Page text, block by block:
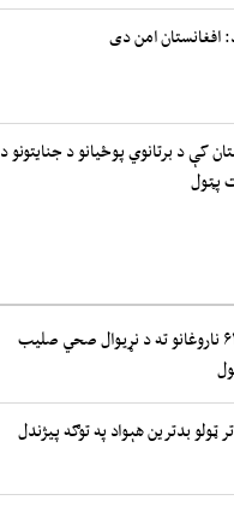
افغانستان امن دی
کې د برتانوي پوځیانو د جنایتونو د
پټول
په افغانستان کې ۶۱۵،۰۰۰ ناروغانو ته د نړيوال صحي صلیب
ټولو بدترین هېواد په توګه پیژندل